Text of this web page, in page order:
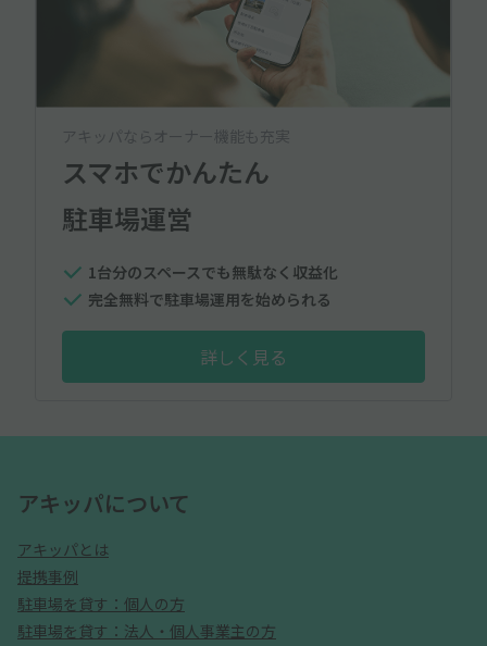
アキッパならオーナー機能も充実
スマホでかんたん
駐車場運営
1台分のスペースでも無駄なく収益化
完全無料で駐車場運用を始められる
詳しく見る
アキッパについて
アキッパとは
提携事例
駐車場を貸す：個人の方
駐車場を貸す：法人・個人事業主の方